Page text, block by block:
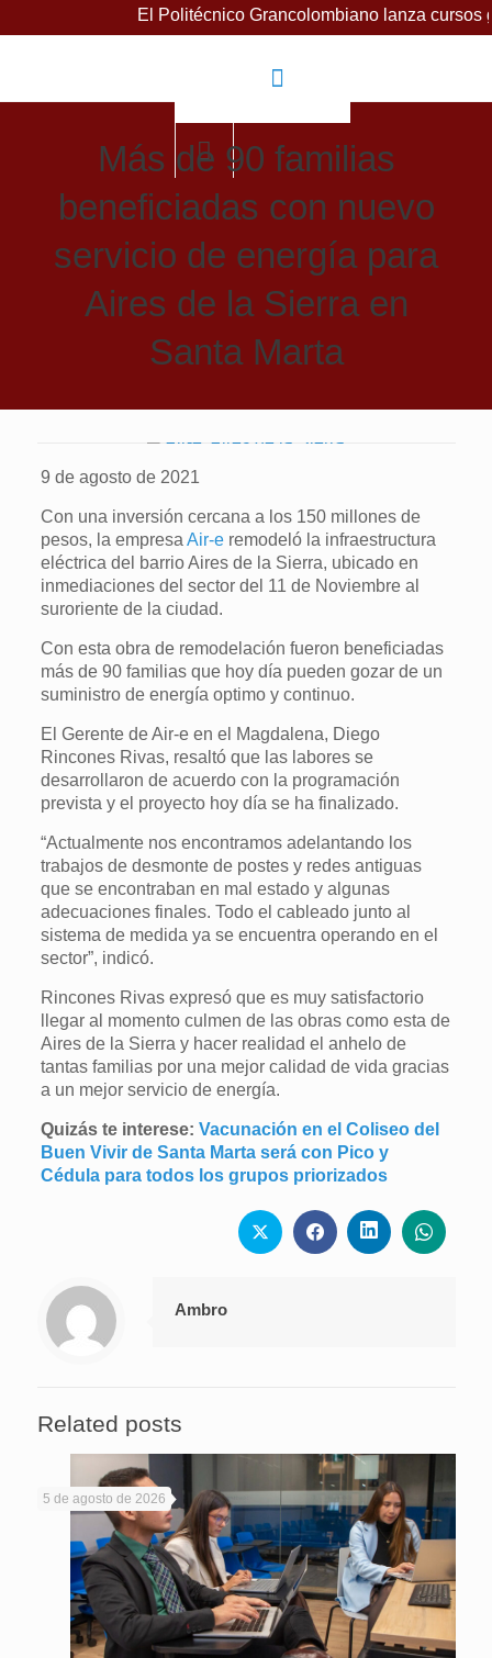
El Politécnico Grancolombiano lanza cursos gratuitos
Más de 90 familias
beneficiadas con nuevo
servicio de energía para
Aires de la Sierra en
Santa Marta
9 de agosto de 2021
Con una inversión cercana a los 150 millones de
pesos, la empresaAir-e remodeló la infraestructura
eléctrica del barrio Aires de la Sierra, ubicado en
inmediaciones del sector del 11 de Noviembre al
suroriente de la ciudad.
Con esta obra de remodelación fueron beneficiadas
más de 90 familias que hoy día pueden gozar de un
suministro de energía optimo y continuo.
El Gerente de Air-e en el Magdalena, Diego
Rincones Rivas, resaltó que las labores se
desarrollaron de acuerdo con la programación
prevista y el proyecto hoy día se ha finalizado.
“Actualmente nos encontramos adelantando los
trabajos de desmonte de postes y redes antiguas
que se encontraban en mal estado y algunas
adecuaciones finales. Todo el cableado junto al
sistema de medida ya se encuentra operando en el
sector”, indicó.
Rincones Rivas expresó que es muy satisfactorio
llegar al momento culmen de las obras como esta de
Aires de la Sierra y hacer realidad el anhelo de
tantas familias por una mejor calidad de vida gracias
a un mejor servicio de energía.
Quizás te interese:Vacunación en el Coliseo del
Buen Vivir de Santa Marta será con Pico y
Cédula para todos los grupos priorizados
Ambro
Related posts
5 de agosto de 2026